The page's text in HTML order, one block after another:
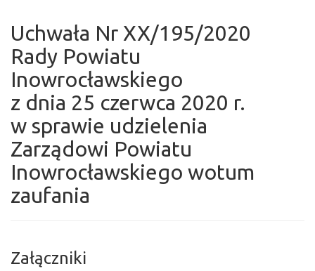
Uchwała Nr XX/195/2020
Rady Powiatu
Inowrocławskiego
z dnia 25 czerwca 2020 r.
w sprawie udzielenia
Zarządowi Powiatu
Inowrocławskiego wotum
zaufania
Załączniki